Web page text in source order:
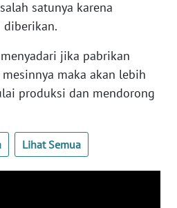
satunya karena
diberikan.
jika pabrikan
maka akan lebih
produksi dan mendorong
Lihat Semua